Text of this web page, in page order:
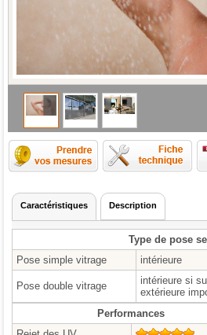
Caractéristiques Description
Type de pose
Pose simple vitrage
intérieure
Pose double vitrage
intérieure si
extérieure
Performances